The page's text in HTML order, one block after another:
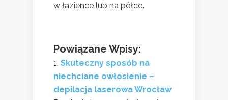
w łazience lub na półce.
Powiązane Wpisy:
Skuteczny sposób na
niechciane owłosienie –
depilacja laserowa Wrocław